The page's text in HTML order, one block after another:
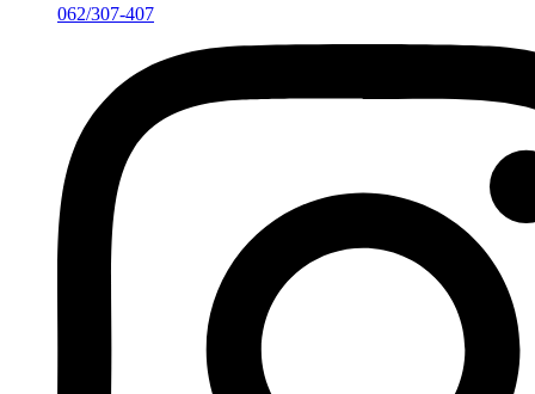
062/307-407